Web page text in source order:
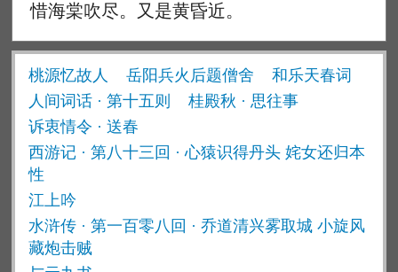
惜海棠吹尽。又是黄昏近。
桃源忆故人 岳阳兵火后题僧舍
和乐天春词
人间词话 · 第十五则
桂殿秋 · 思往事
诉衷情令 · 送春
西游记 · 第八十三回 · 心猿识得丹头 姹女还归本
性
江上吟
水浒传 · 第一百零八回 · 乔道清兴雾取城 小旋风
藏炮击贼